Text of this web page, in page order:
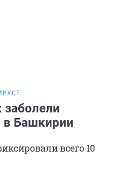
в Башкирии
всего 10